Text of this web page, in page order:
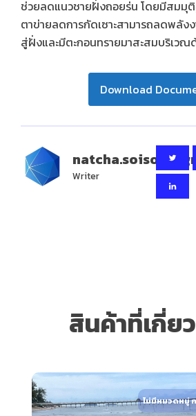
ช่วยลดแนวชายฝั่งถอยร่น โดยมีสมมุติ
ตาข่ายลดการกัดเซาะสามารถลดพลังง
สู่ฝั่งและมีตะกอนทรายมาสะสมบริเวณ
Download
Writer
สินค้าที่เกี่ย
ไม่มีหมวดหมู่